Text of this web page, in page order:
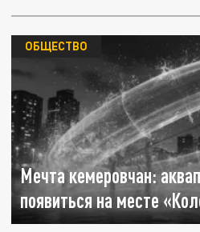
Мечта кемеровчан:
появиться на месте
ОБЩЕСТВО